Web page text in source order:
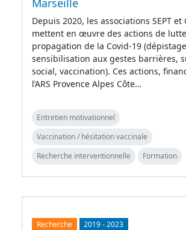
Depuis 2020, les associations SEPT et
mettent en œuvre des actions de
propagation de la Covid-19
sensibilisation aux gestes barrières,
social, vaccination). Ces actions,
l’ARS Provence Alpes Côte…
Entretien motivationnel
Vaccination / hésitation vaccinale
Recherche interventionnelle
Formation
Recherche 2019-2023